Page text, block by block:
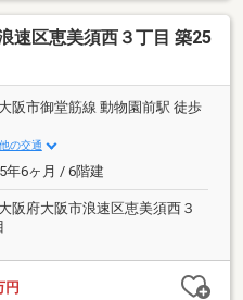
速区恵美須西３丁目 築25
大阪市御堂筋線 動物園前駅 徒歩
の交通
年6ヶ月 / 6階建
大阪府大阪市浪速区恵美須西３
円